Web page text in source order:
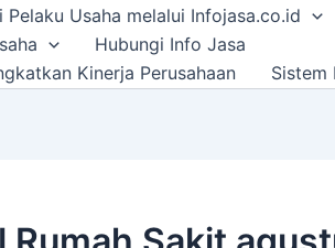
Usaha melalui Infojasa.co.id
Hubungi Info Jasa
Kinerja Perusahaan
Sistem